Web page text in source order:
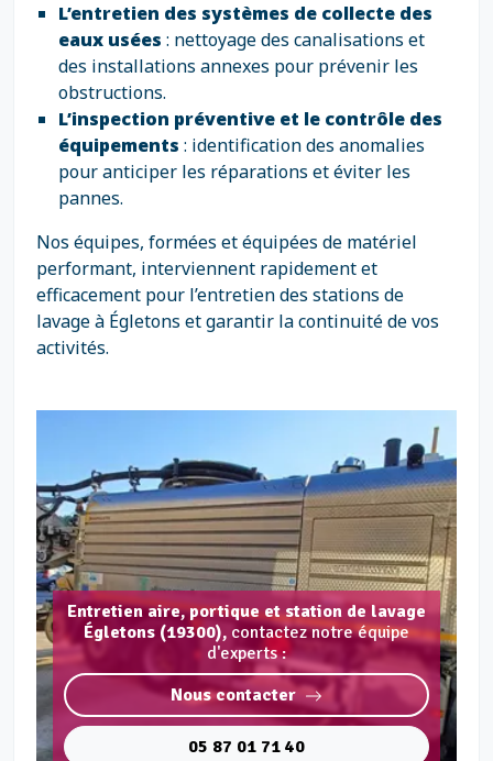
L’entretien des systèmes de collecte des
eaux usées : nettoyage des canalisations et
des installations annexes pour prévenir les
obstructions.
L’inspection préventive et le contrôle des
équipements : identification des anomalies
pour anticiper les réparations et éviter les
pannes.
Nos équipes, formées et équipées de matériel
performant, interviennent rapidement et
efficacement pour l’entretien des stations de
lavage à Égletons et garantir la continuité de vos
activités.
Entretien aire, portique et station de lavage
Égletons (19300), contactez notre équipe
d'experts :
Nous contacter
05 87 01 71 40